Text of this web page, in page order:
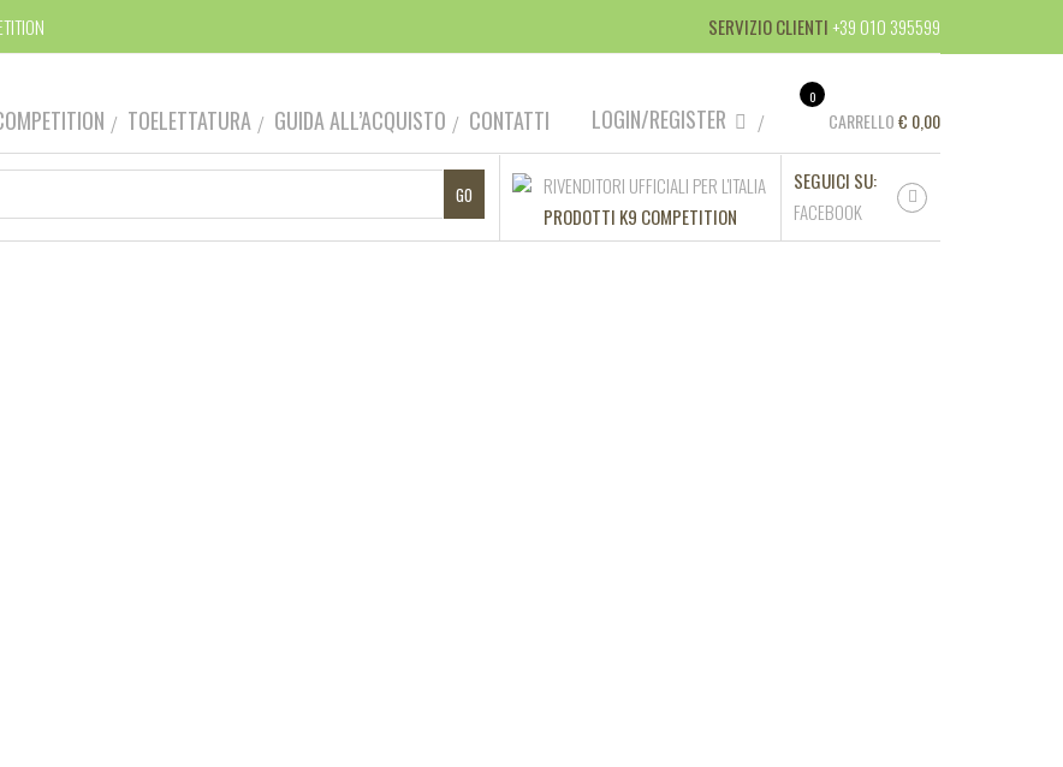
SERVIZIO CLIENTI+39 010 395599
LOGIN/REGISTER
0
CARRELLO€ 0,00
TOELETTATURA GUIDA ALL’ACQUISTO CONTATTI
RIVENDITORI UFFICIALI PER L'ITALIA
PRODOTTI K9 COMPETITION
SEGUICI SU:
FACEBOOK